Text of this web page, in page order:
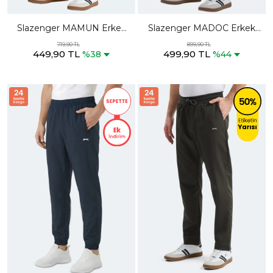
Slazenger MAMUN Erkek
Koyu Gri Eşofman Altı
719,90 TL
449,90 TL %38
Slazenger MADOC Erkek
Koyu Gri Eşofman Altı
899,90 TL
499,90 TL %44